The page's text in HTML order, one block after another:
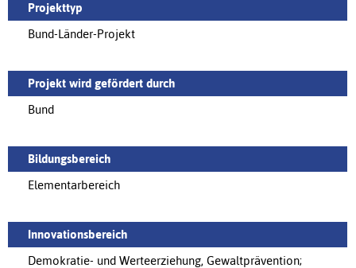
Projekttyp
Bund-Länder-Projekt
Projekt wird gefördert durch
Bund
Bildungsbereich
Elementarbereich
Innovationsbereich
Demokratie- und Werteerziehung, Gewaltprävention;